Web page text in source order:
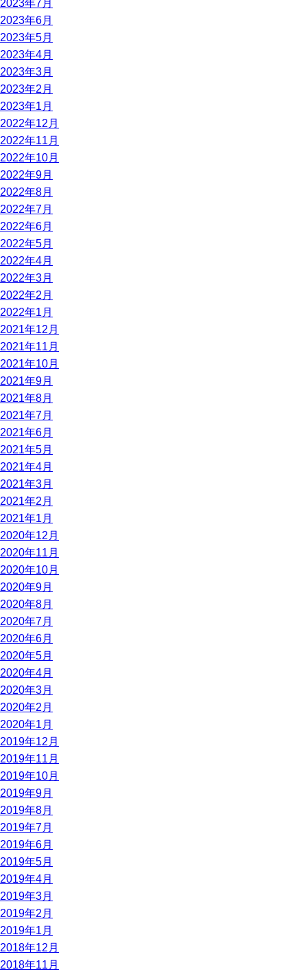
2023年7月
2023年6月
2023年5月
2023年4月
2023年3月
2023年2月
2023年1月
2022年12月
2022年11月
2022年10月
2022年9月
2022年8月
2022年7月
2022年6月
2022年5月
2022年4月
2022年3月
2022年2月
2022年1月
2021年12月
2021年11月
2021年10月
2021年9月
2021年8月
2021年7月
2021年6月
2021年5月
2021年4月
2021年3月
2021年2月
2021年1月
2020年12月
2020年11月
2020年10月
2020年9月
2020年8月
2020年7月
2020年6月
2020年5月
2020年4月
2020年3月
2020年2月
2020年1月
2019年12月
2019年11月
2019年10月
2019年9月
2019年8月
2019年7月
2019年6月
2019年5月
2019年4月
2019年3月
2019年2月
2019年1月
2018年12月
2018年11月